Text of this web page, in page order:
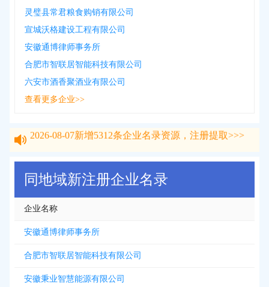
灵璧县常君粮食购销有限公司
宣城沃格建设工程有限公司
安徽通博律师事务所
合肥市智联居智能科技有限公司
六安市酒香聚酒业有限公司
查看更多企业>>
2026-08-07新增5312 条企业名录资源，注册提取>>>
同地域新注册企业名录
企业名称
安徽通博律师事务所
合肥市智联居智能科技有限公司
安徽秉业智慧能源有限公司